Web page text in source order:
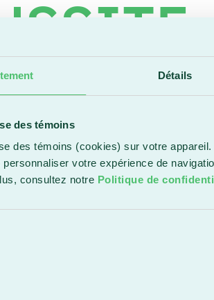
Détails
des témoins
des témoins (cookies) sur votre
votre expérience de
consultez notre Politique de